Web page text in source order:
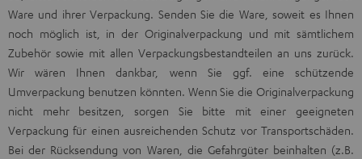
Ware und ihrer Verpackung. Senden Sie die Ware, soweit es Ihnen
noch möglich ist, in der Originalverpackung und mit sämtlichem
Zubehör sowie mit allen Verpackungsbestandteilen an uns zurück.
Wir wären Ihnen dankbar, wenn Sie ggf. eine schützende
Umverpackung benutzen könnten. Wenn Sie die Originalverpackung
nicht mehr besitzen, sorgen Sie bitte mit einer geeigneten
Verpackung für einen ausreichenden Schutz vor Transportschäden.
Bei der Rücksendung von Waren, die Gefahrgüter beinhalten (z.B.